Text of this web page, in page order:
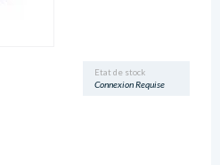
Etat de stock
Connexion Requise